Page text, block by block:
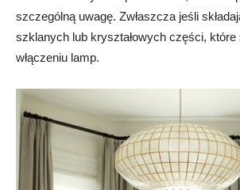
szczególną uwagę. Zwłaszcza jeśli
szklanych lub kryształowych części, które
włączeniu lamp.